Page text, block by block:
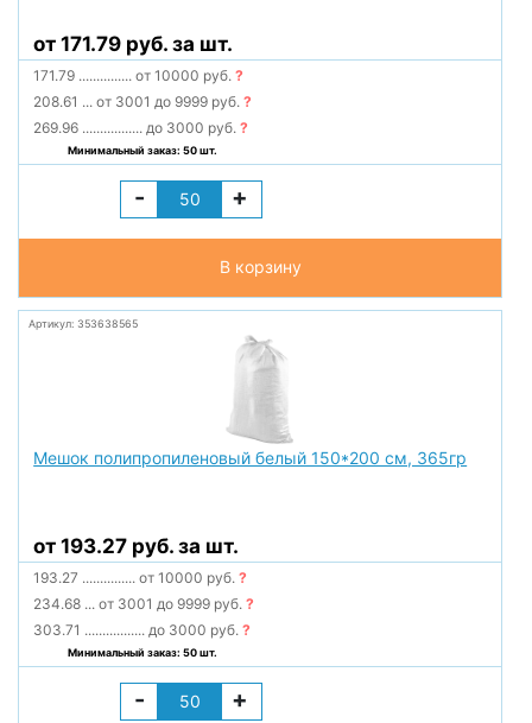
от 171.79 руб. за шт.
171.79 ............... от 10000 руб.?
208.61 ... от 3001 до 9999 руб.?
269.96 ................. до 3000 руб.?
Минимальный заказ: 50 шт.
- +
В корзину
Артикул: 353638565
Мешок полипропиленовый белый 150*200 см, 365гр
от 193.27 руб. за шт.
193.27 ............... от 10000 руб.?
234.68 ... от 3001 до 9999 руб.?
303.71 ................. до 3000 руб.?
Минимальный заказ: 50 шт.
- +